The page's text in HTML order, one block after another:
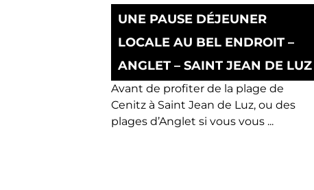
UNE PAUSE DÉJEUNER
LOCALE AU BEL ENDROIT –
ANGLET – SAINT JEAN DE LUZ
Avant de profiter de la plage de
Cenitz à Saint Jean de Luz, ou des
plages d’Anglet si vous vous ...